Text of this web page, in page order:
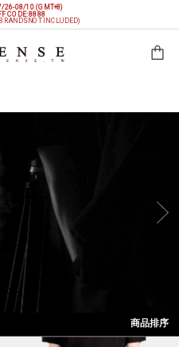
26-08/10 (GMT+8)
CODE: 8888
NOT INCLUDED)
商品排序